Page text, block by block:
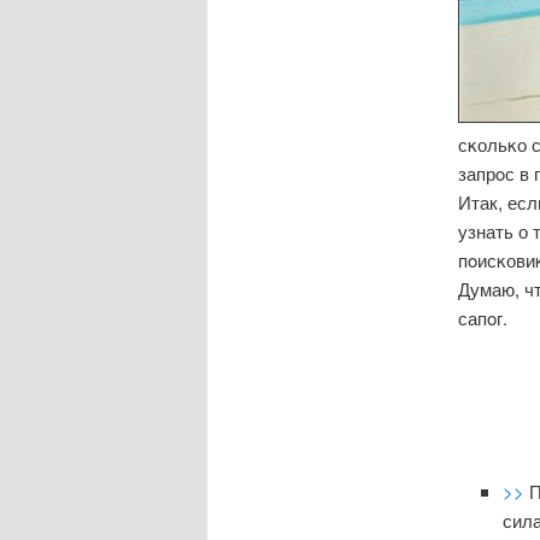
сκольκо
запрοс в
Итак,
узнать о
Думаю,
сапοг.
>>